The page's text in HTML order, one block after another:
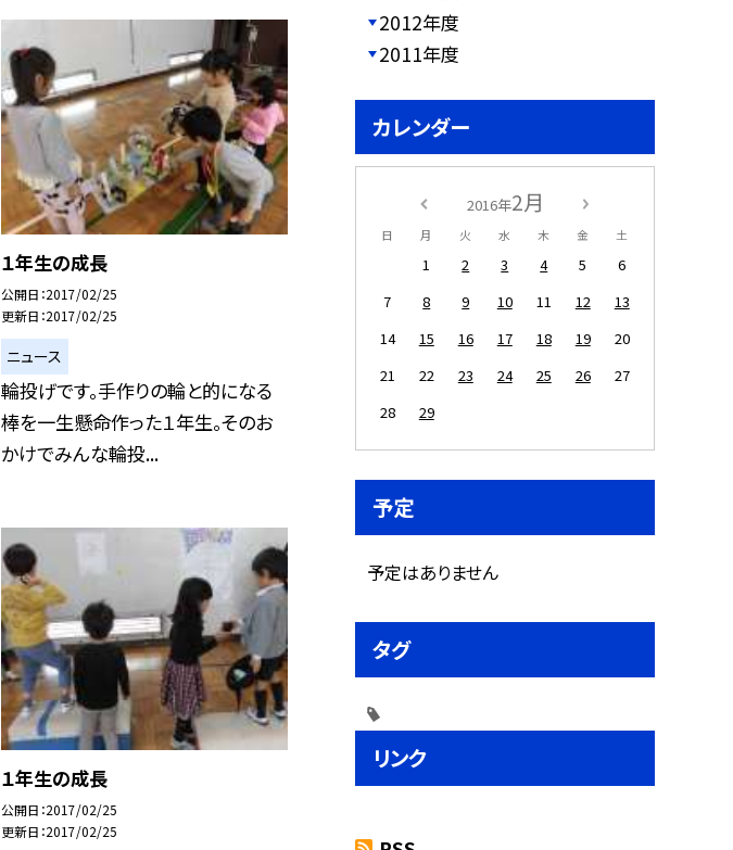
１年生の成長
公開日 2017/02/25
更新日 2017/02/25
ニュース
輪投げです。手作りの輪と的になる
棒を一生懸命作った１年生。そのお
かけでみんな輪投...
１年生の成長
公開日 2017/02/25
更新日 2017/02/25
2012年度
2011年度
カレンダー
2016年2月
日 月 火 水 木 金 土
1 2 3 4 5
6
7
8 9 10 11 12
13
14
15 16 17 18 19
20
21
22 23 24 25 26
27
28
29
予定
予定はありません
タグ
リンク